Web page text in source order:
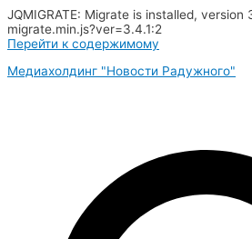
JQMIGRATE: Migrate is installed, version
migrate.min.js?ver=3.4.1:2
Перейти к содержимому
Медиахолдинг "Новости Радужного"